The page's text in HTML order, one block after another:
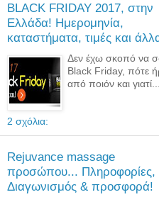
BLACK FRIDAY 2017, στην
Ελλάδα! Ημερομηνία,
καταστήματα, τιμές και
Δεν έχω σκοπό να
Black Friday, πότε
από ποιόν και
2 σχόλια:
Rejuvance massage
προσώπου... Πληροφορίες,
Διαγωνισμός & προσφορά!